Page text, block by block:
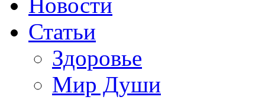
Новости
Статьи
Здоровье
Мир Души